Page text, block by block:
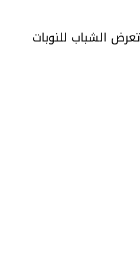
تعرض الشباب للنوبات